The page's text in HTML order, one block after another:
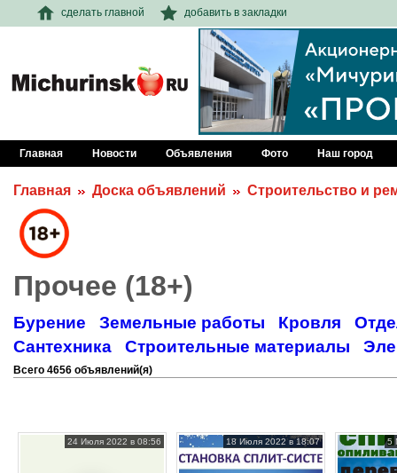
сделать главной добавить в закладки
Главная Новости Объявления Фото Наш город
Главная Доска объявлений Строительство и
Прочее (18+)
Бурение Земельные работы Кровля
Сантехника
Строительные материалы
Всего 4656 объявлений(я)
24 Июля 2022 в 08:56 18 Июля 2022 в 18:07 5